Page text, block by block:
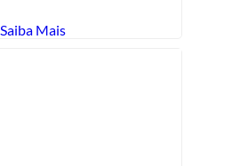
Saiba Mais